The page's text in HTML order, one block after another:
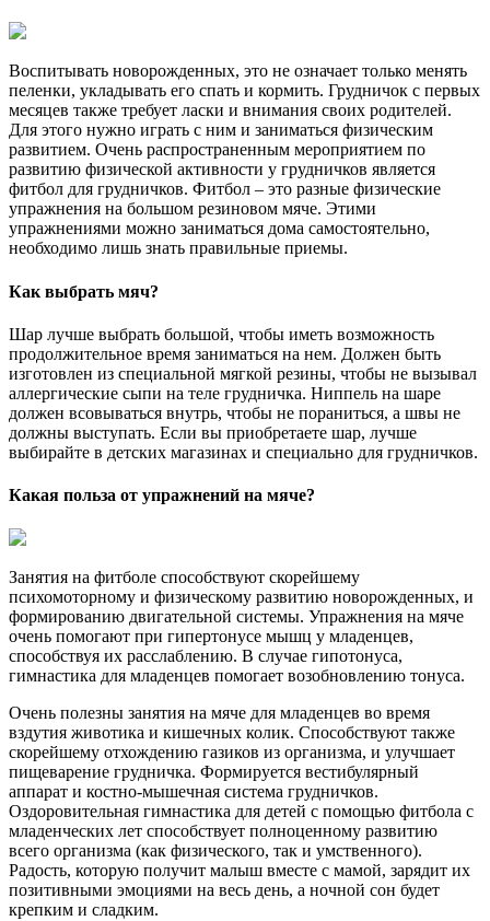
Воспитывать новорожденных, это не означает только менять
пеленки, укладывать его спать и кормить. Грудничок с первых
месяцев также требует ласки и внимания своих родителей.
Для этого нужно играть с ним и заниматься физическим
развитием. Очень распространенным мероприятием по
развитию физической активности у грудничков является
фитбол для грудничков. Фитбол – это разные физические
упражнения на большом резиновом мяче. Этими
упражнениями можно заниматься дома самостоятельно,
необходимо лишь знать правильные приемы.
Как выбрать мяч?
Шар лучше выбрать большой, чтобы иметь возможность
продолжительное время заниматься на нем. Должен быть
изготовлен из специальной мягкой резины, чтобы не вызывал
аллергические сыпи на теле грудничка. Ниппель на шаре
должен всовываться внутрь, чтобы не пораниться, а швы не
должны выступать. Если вы приобретаете шар, лучше
выбирайте в детских магазинах и специально для грудничков.
Какая польза от упражнений на мяче?
Занятия на фитболе способствуют скорейшему
психомоторному и физическому развитию новорожденных, и
формированию двигательной системы. Упражнения на мяче
очень помогают при гипертонусе мышц у младенцев,
способствуя их расслаблению. В случае гипотонуса,
гимнастика для младенцев помогает возобновлению тонуса.
Очень полезны занятия на мяче для младенцев во время
вздутия животика и кишечных колик. Способствуют также
скорейшему отхождению газиков из организма, и улучшает
пищеварение грудничка. Формируется вестибулярный
аппарат и костно-мышечная система грудничков.
Оздоровительная гимнастика для детей с помощью фитбола с
младенческих лет способствует полноценному развитию
всего организма (как физического, так и умственного).
Радость, которую получит малыш вместе с мамой, зарядит их
позитивными эмоциями на весь день, а ночной сон будет
крепким и сладким.